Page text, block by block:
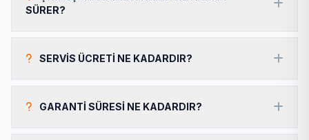
SÜRER?
SERVIS ÜCRETI NE KADARDIR?
GARANTI SÜRESI NE KADARDIR?